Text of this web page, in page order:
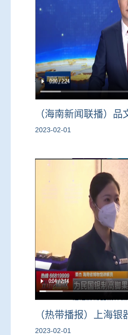
（海南新闻联播）
2023-02-01
（热带播报）上海银
2023-02-01